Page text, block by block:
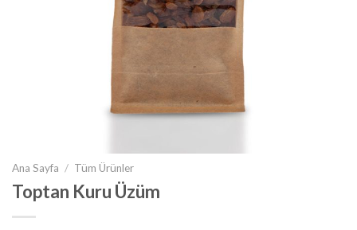
Ana Sayfa / Tüm Ürünler
Toptan Kuru Üzüm